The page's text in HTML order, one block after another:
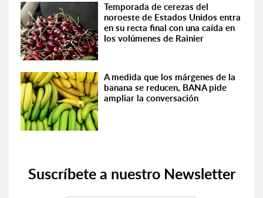
Temporada de cerezas del
noroeste de Estados Unidos entra
en su recta final con una caída en
los volúmenes de Rainier
A medida que los márgenes de la
banana se reducen, BANA pide
ampliar la conversación
Suscríbete a nuestro Newsletter